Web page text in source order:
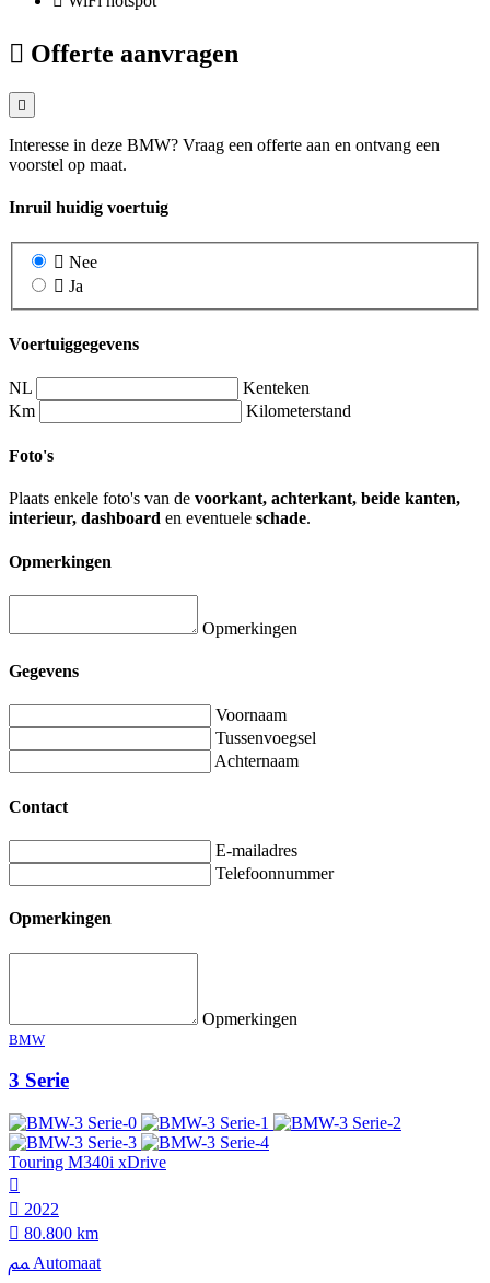
Offerte aanvragen
Interesse in deze BMW? Vraag een offerte aan en ontvang een
voorstel op maat.
Inruil huidig voertuig
Nee
Ja
Voertuiggegevens
NL
Kenteken
Km
Kilometerstand
Foto's
Plaats enkele foto's van de voorkant, achterkant, beide kanten,
interieur, dashboard en eventuele schade.
Opmerkingen
Opmerkingen
Gegevens
Voornaam
Tussenvoegsel
Achternaam
Contact
E-mailadres
Telefoonnummer
Opmerkingen
Opmerkingen
BMW
3 Serie
Touring M340i xDrive
2022
80.800 km
Automaat